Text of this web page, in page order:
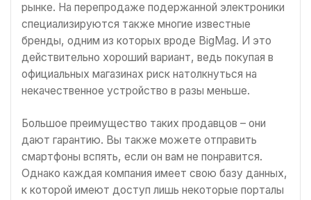
рынке. На перепродаже подержанной электроники
специализируются также многие известные
бренды, одним из которых вроде BigMag. И это
действительно хороший вариант, ведь покупая в
официальных магазинах риск натолкнуться на
некачественное устройство в разы меньше.
Большое преимущество таких продавцов – они
дают гарантию. Вы также можете отправить
смартфоны вспять, если он вам не понравится.
Однако каждая компания имеет свою базу данных,
к которой имеют доступ лишь некоторые порталы